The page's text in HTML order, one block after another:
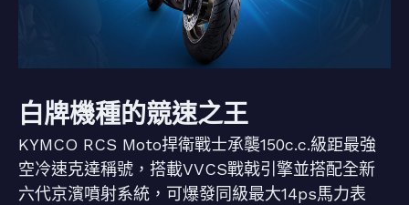
白牌機種的競速之王
KYMCO RCS Moto捍衛戰士承襲150c.c.級距最強
空冷速克達稱號，搭載VVCS戰戟引擎並搭配全新
六代京濱噴射系統，可爆發同級最大14ps馬力表